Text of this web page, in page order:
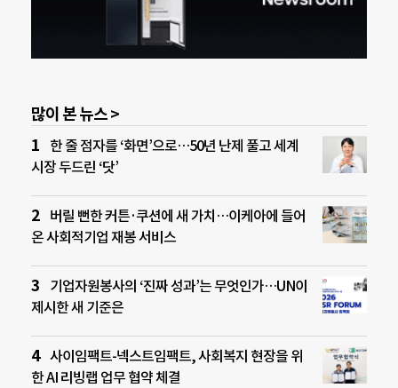
많이 본 뉴스 >
한 줄 점자를 ‘화면’으로…50년 난제 풀고 세계
시장 두드린 ‘닷’
버릴 뻔한 커튼·쿠션에 새 가치…이케아에 들어
온 사회적기업 재봉 서비스
기업자원봉사의 ‘진짜 성과’는 무엇인가…UN이
제시한 새 기준은
사이임팩트-넥스트임팩트, 사회복지 현장을 위
한 AI 리빙랩 업무 협약 체결